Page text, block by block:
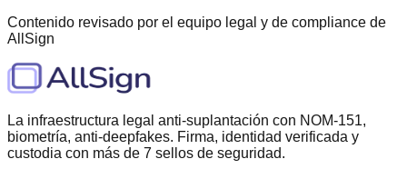
Contenido revisado por el equipo legal y de compliance de
AllSign
La infraestructura legal anti-suplantación con NOM-151,
biometría, anti-deepfakes. Firma, identidad verificada y
custodia con más de 7 sellos de seguridad.